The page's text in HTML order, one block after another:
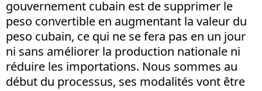
gouvernement cubain est de supprimer le
peso convertible en augmentant la valeur du
peso cubain, ce qui ne se fera pas en un jour
ni sans améliorer la production nationale ni
réduire les importations. Nous sommes au
début du processus, ses modalités vont être